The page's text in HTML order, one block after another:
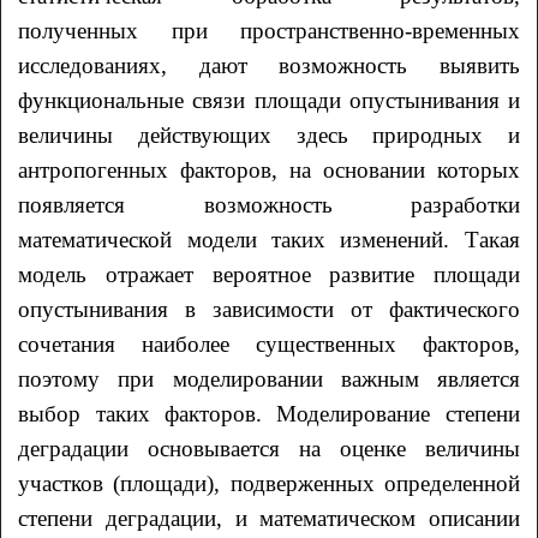
полученных при пространственно-временных
исследованиях, дают возможность выявить
функциональные связи площади опустынивания и
величины действующих здесь природных и
антропогенных факторов, на основании которых
появляется возможность разработки
математической модели таких изменений. Такая
модель отражает вероятное развитие площади
опустынивания в зависимости от фактического
сочетания наиболее существенных факторов,
поэтому при моделировании важным является
выбор таких факторов. Моделирование степени
деградации основывается на оценке величины
участков (площади), подверженных определенной
степени деградации, и математическом описании